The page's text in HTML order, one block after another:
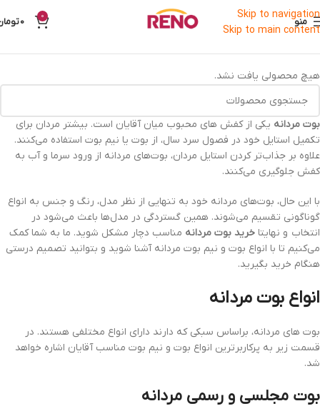
Skip to navigation
Skip to main content
منو 0
0
هیچ محصولی یافت نشد.
بوت مردانه یکی از کفش های محبوب میان آقایان است. بیشتر مردان برای
تکمیل استایل خود در فصول سرد سال، از بوت یا نیم بوت استفاده می‌کنند.
علاوه بر جذاب‌تر کردن استایل مردان، بوت‌های مردانه از ورود سرما و آب به
کفش جلوگیری می‌کنند.
با این حال، بوت‌های مردانه خود به تنهایی از نظر مدل، رنگ و جنس به انواع
گوناگونی تقسیم می‌شوند. همین گستردگی در مدل‌ها باعث می‌شود در
انتخاب و نهایتا خرید بوت مردانه مناسب دچار مشکل شوید. ما به شما کمک
می‌کنیم تا با انواع بوت و نیم بوت مردانه آشنا شوید و بتوانید تصمیم درستی
هنگام خرید بگیرید.
انواع بوت مردانه
بوت های مردانه، براساس سبکی که دارند دارای انواع مختلفی هستند. در
قسمت زیر به پرکاربرترین انواع بوت و نیم بوت مناسب‌ آقایان اشاره خواهد
شد.
بوت مجلسی و رسمی مردانه